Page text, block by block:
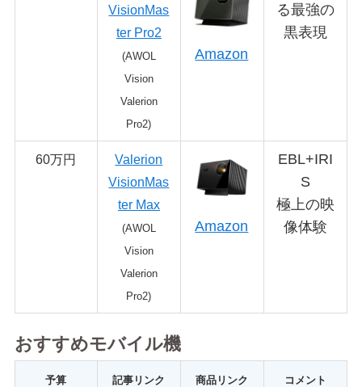
VisionMas
ter Pro2
(AWOL
Vision
Valerion
Pro2)
Amazon
る最強の
黒表現
60万円
Valerion
VisionMas
ter Max
(AWOL
Vision
Valerion
Pro2)
Amazon
EBL+IRI
S
極上の映
像体験
おすすめモバイル機
予算 記事リンク 商品リンク コメント